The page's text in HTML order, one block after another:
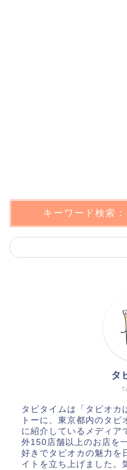
キーワード検索
タ
タピタイムは「タピオカ
トーに、東京都内のタ
に紹介しているメディア
外150店舗以上のお店を
好きでタピオカの魅力を
イトを立ち上げました。